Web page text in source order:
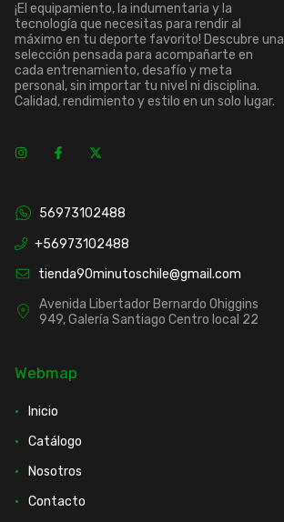
¡El equipamiento, la indumentaria y la
tecnología que necesitas para rendir al
máximo en tu deporte favorito! Descubre una
selección pensada para acompañarte en
cada entrenamiento, desafío y meta
personal, sin importar tu nivel ni disciplina.
Calidad, rendimiento y estilo en un solo lugar.
56973102488
+56973102488
tienda90minutoschile@gmail.com
Avenida Libertador Bernardo Ohiggins
949, Galería Santiago Centro local 22
Webmap
Inicio
Catálogo
Nosotros
Contacto